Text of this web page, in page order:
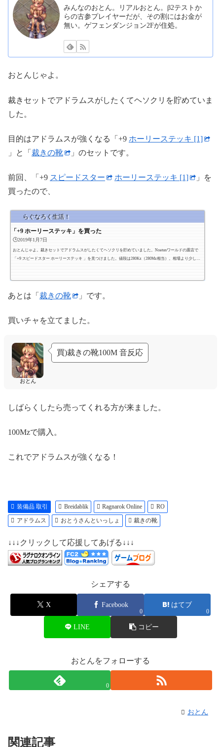
みんなのおとん。リアルおとん。β2テストか
らの古参プレイヤーだが、その割にはお金が
無い。ゲフェンダンジョン2Fが住処。
おとんじゃよ。
裁きセットでアドラムスがしたくてヘソクリを貯めていま
した。
目的はアドラムスが強くなる「+9 ホーリーステッキ [1]
」と「 裁きの靴 」のセットです。
前回、「+9 スピードスター ホーリーステッキ [1]
」を
買ったので、
らぐなろく生活！
「+9 ホーリーステッキ」を買った
🕒️2019年1月7日
おとんじゃよ。裁きセットでアドラムスがしたくてヘソクリを貯めていました。Noatunワールドの露店で
「+9 スピードスター ホーリーステッキ 」を見つけました。値段は280Kz（280Mz相当）。相場より少し安
あとは「 裁きの靴 」です。
買いチャを立てました。
おとん
買)裁きの靴100M 音反応
しばらくしたら売ってくれる方が来ました。
100Mzで購入。
これでアドラムスが強くなる！
装備品 取引 Breidablik Ragnarok Online
RO
アドラムス
おとうさんといっしょ 裁きの靴
↓↓↓クリックして応援してあげる↓↓↓
シェアする
X Facebook
0
はてブ
0
LINE コピー
おとんをフォローする
0
おとん
関連記事